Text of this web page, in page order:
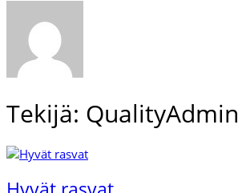
Tekijä: QualityAdmin